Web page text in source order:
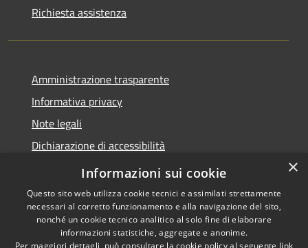
Richiesta assistenza
Amministrazione trasparente
Informativa privacy
Note legali
Dichiarazione di accessibilità
Accessibilità
Dichiarazione Accessibilità
Amministrazione
×
Informazioni sui cookie
Questo sito web utilizza cookie tecnici e assimilati strettamente
necessari al corretto funzionamento e alla navigazione del sito,
nonché un cookie tecnico analitico al solo fine di elaborare
informazioni statistiche, aggregate e anonime.
Per maggiori dettagli, può consultare la cookie policy al seguente link